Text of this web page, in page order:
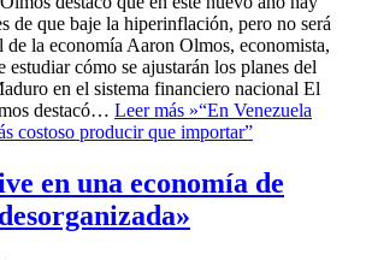
de que baje la hiperinflación, pero no será
de la economía Aaron Olmos, economista,
estudiar cómo se ajustarán los planes del
en el sistema financiero nacional El
destacó… Leer más »“En Venezuela
costoso producir que importar”
en una economía de